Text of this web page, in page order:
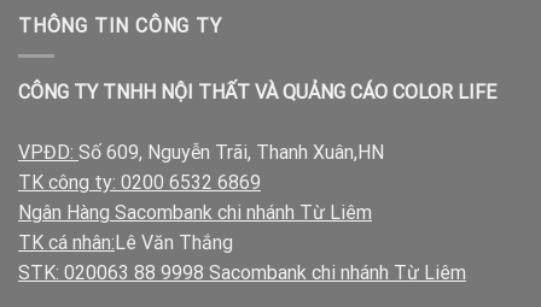
THÔNG TIN CÔNG TY
CÔNG TY TNHH NỘI THẤT VÀ QUẢNG CÁO COLOR LIFE
VPĐD: Số 609, Nguyễn Trãi, Thanh Xuân,HN
TK công ty: 0200 6532 6869
Ngân Hàng Sacombank chi nhánh Từ Liêm
TK cá nhân:Lê Văn Thắng
STK: 020063 88 9998 Sacombank chi nhánh Từ Liêm